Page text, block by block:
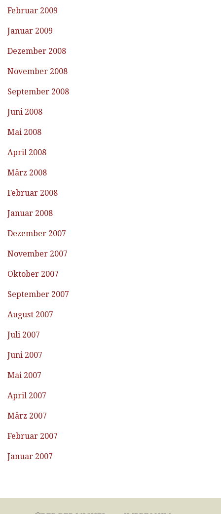
Februar 2009
Januar 2009
Dezember 2008
November 2008
September 2008
Juni 2008
Mai 2008
April 2008
März 2008
Februar 2008
Januar 2008
Dezember 2007
November 2007
Oktober 2007
September 2007
August 2007
Juli 2007
Juni 2007
Mai 2007
April 2007
März 2007
Februar 2007
Januar 2007